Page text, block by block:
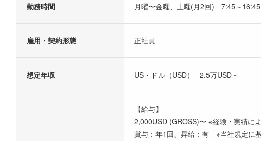
勤務時間 月曜〜金曜、土曜(月2回) 7:45～16:45
雇用・契約形態 正社員
想定年収 US・ドル（USD） 2.5万USD ~
【給与】
2,000USD (GROSS)〜 ※経験・実績に
賞与：年1回、昇給：有 ※当社規定に